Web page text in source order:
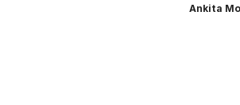
Ankita